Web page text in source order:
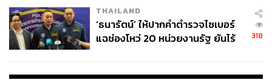
จากเว็บไซต์มากมายที่เอื้อสำหรับผู้หญิงที่อยากเริ่มเที่ยวคน
เดียว อาทิsinglewomantrip.com,womentravel.infoเป็นต้น
พิสูจน์อักษร:ลักษณ์นารา พักตร์เพียงจันทร์
จ่ายหนี้-แอบระบุแบรนด์
THAILAND
‘ธนารัตน์’ ให้ปากคำตำรวจไซเบอร์
แฉช่องโหว่ 20 หน่วยงานรัฐ ยันไร้
318